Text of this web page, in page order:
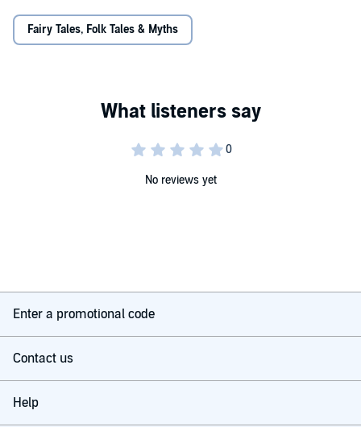
Prinz sorgen für Spannung, Witz und Gefühl.
Fairy Tales, Folk Tales & Myths
No reviews yet
Enter a promotional code
Contact us
Help